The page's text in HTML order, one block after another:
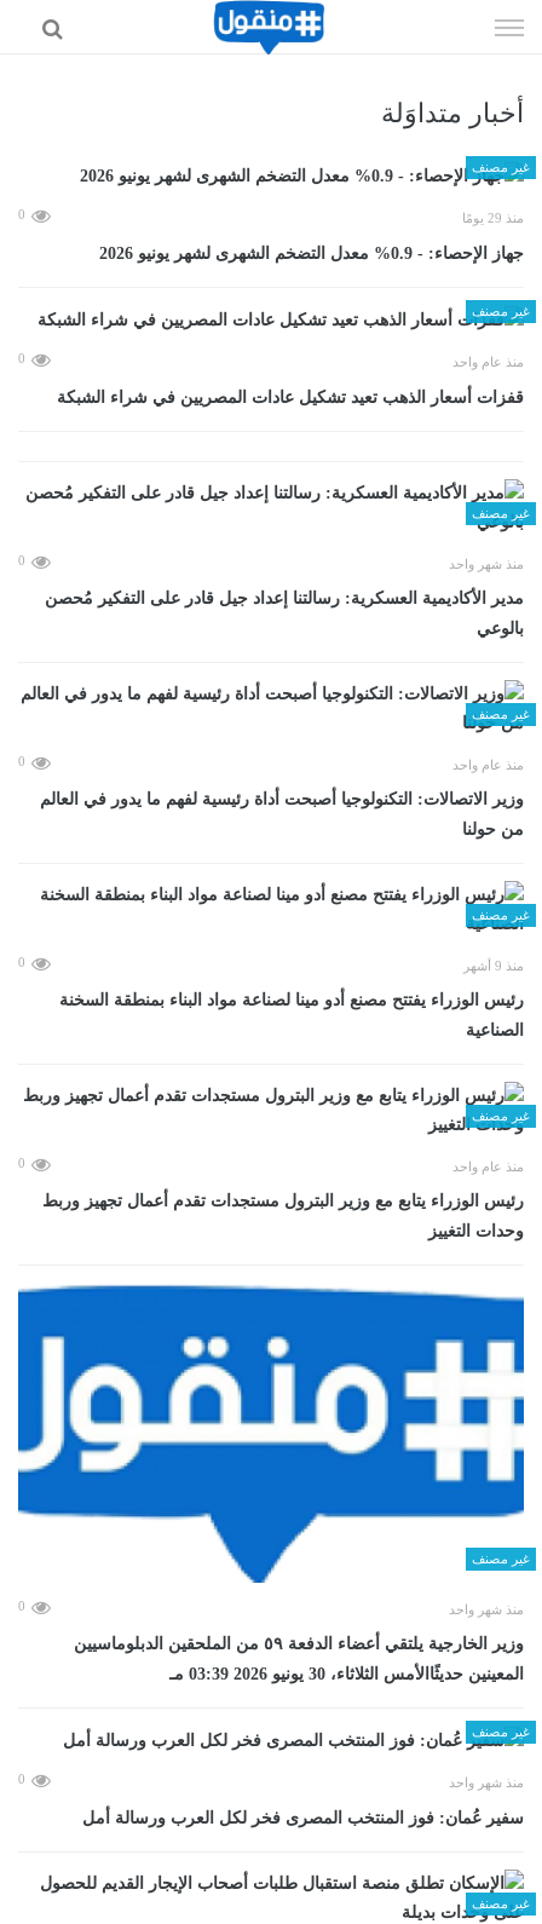
الى
أخبار متداوَلة
غير مصنف
منذ 29 يومًا 0
جهاز الإحصاء: - 0.9% معدل التضخم الشهرى لشهر يونيو 2026
غير مصنف
منذ عام واحد 0
قفزات أسعار الذهب تعيد تشكيل عادات المصريين في شراء الشبكة
غير مصنف
منذ شهر واحد 0
مدير الأكاديمية العسكرية: رسالتنا إعداد جيل قادر على التفكير مُحصن
بالوعي
غير مصنف
منذ عام واحد 0
وزير الاتصالات: التكنولوجيا أصبحت أداة رئيسية لفهم ما يدور في العالم
من حولنا
غير مصنف
منذ 9 أشهر 0
رئيس الوزراء يفتتح مصنع أدو مينا لصناعة مواد البناء بمنطقة السخنة
الصناعية
غير مصنف
منذ عام واحد 0
رئيس الوزراء يتابع مع وزير البترول مستجدات تقدم أعمال تجهيز وربط
وحدات التغييز
غير مصنف
منذ شهر واحد 0
وزير الخارجية يلتقي أعضاء الدفعة ٥٩ من الملحقين الدبلوماسيين
المعينين حديثًاالأمس الثلاثاء، 30 يونيو 2026 03:39 مـ
غير مصنف
منذ شهر واحد 0
سفير عُمان: فوز المنتخب المصرى فخر لكل العرب ورسالة أمل
غير مصنف